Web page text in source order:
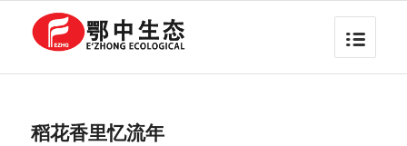
稻花香里忆流年